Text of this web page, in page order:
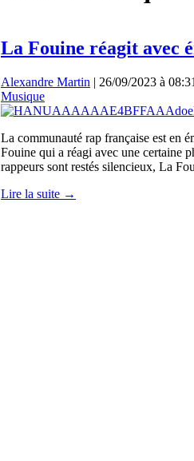
La Fouine réagit avec
Alexandre Martin | 26/09/2023 à 08:31
Musique
La communauté rap française est en
Fouine qui a réagi avec une certaine
rappeurs sont restés silencieux, La
Lire la suite →